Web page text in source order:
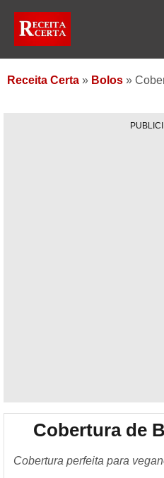
Receita Certa » Bolos »
Cobertura de
Cobertura perfeita para